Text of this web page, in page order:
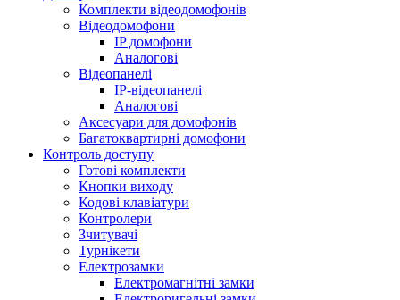
Комплекти відеодомофонів
Відеодомофони
IP домофони
Аналогові
Відеопанелі
IP-відеопанелі
Аналогові
Аксесуари для домофонів
Багатоквартирні домофони
Контроль доступу
Готові комплекти
Кнопки виходу
Кодові клавіатури
Контролери
Зчитувачі
Турнікети
Електрозамки
Електромагнітні замки